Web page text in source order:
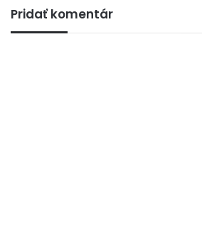
Pridať komentár